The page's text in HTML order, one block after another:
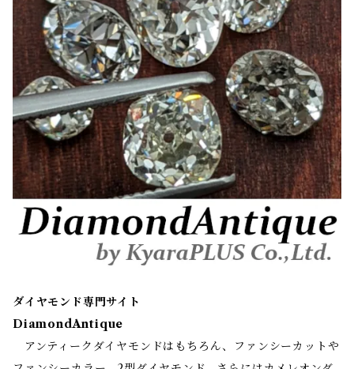
ダイヤモンド専門サイト
DiamondAntique
アンティークダイヤモンドはもちろん、ファンシーカットや